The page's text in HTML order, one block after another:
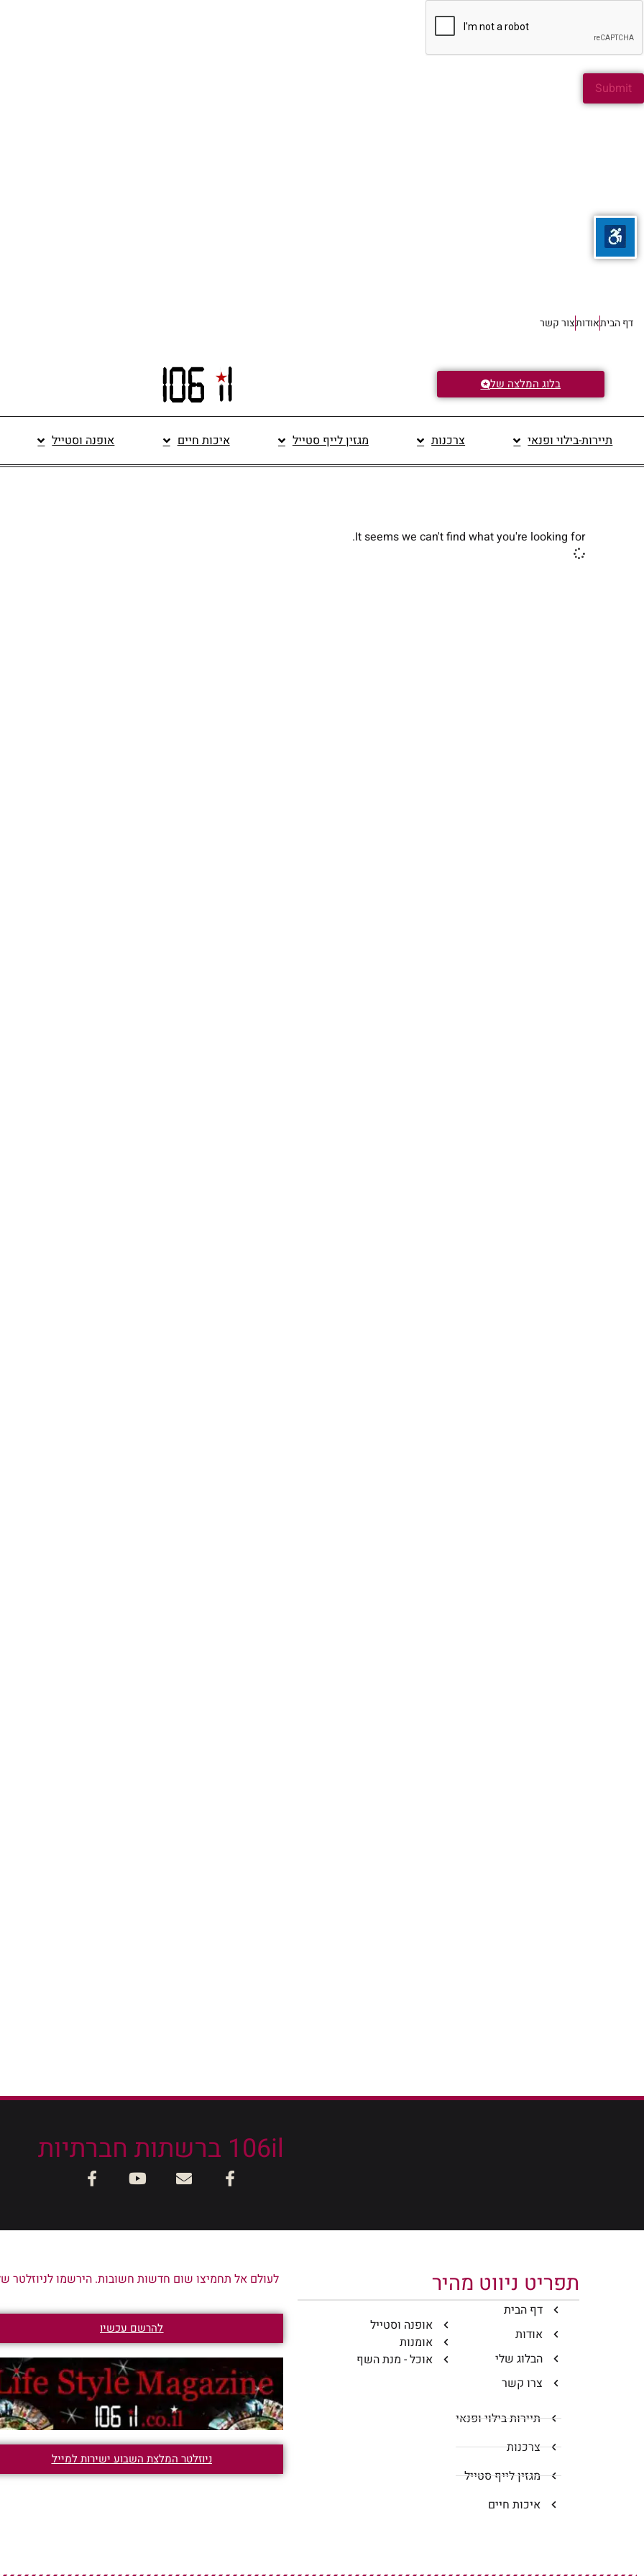
דף הביתאודותצור קשר
בלוג המלצה של
תיירות-בילוי ופנאי צרכנות מגזין לייף סטייל איכות חיים אופנה וסטייל
It seems we can't find what you're looking for.
106il ברשתות חברתיות
תפריט ניווט מהיר
דף הבית
אודות
הבלוג שלי
צרו קשר
אופנה וסטייל
אומנות
אוכל - מנת השף
תיירות בילוי ופנאי
צרכנות
מגזין לייף סטייל
איכות חיים
לעולם אל תחמיצו שום חדשות חשובות. הירשמו לניוזלטר
להרשם עכשיו
ניוזלטר המלצת השבוע ישירות למייל